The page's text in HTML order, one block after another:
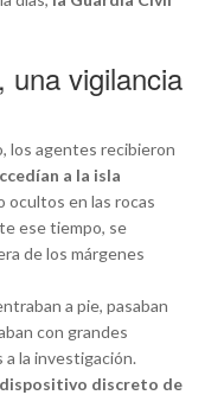
una vigilancia
los agentes recibieron
a la isla
ocultos en las rocas
ese tiempo, se
de los márgenes
a pie, pasaban
con grandes
a la investigación.
dispositivo discreto de